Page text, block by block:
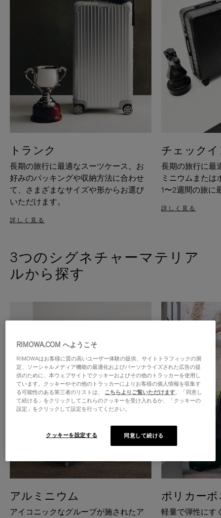
トランク
長期の旅行に最適なスーツケース。お
好みのパッキングや収納方法に合わせ
て、さまざまなサイズや形からお選び
いただけます。
詳しく見る
チェック
長期の旅行に最
ミニウムまたは
1〜2週間の旅に
詳しく見る
3つのシグネチャーマテリア
ルから探す
アルミニウム
アイコニックなグルーブが施されたア
ポリカー
軽量で弾性にす
RIMOWA.COM へようこそ
RIMOWAはお客様に質の高いユーザー体験の提供、サイトトラフィックの測
定、ソーシャルメディア機能の最適化およびパーソナライズされた広告の提
供のために、本ウェブサイトでクッキーおよびその他のトラッカーを使用し
ています。クッキーやその他のトラッカーによりお客様の個人情報を収集す
る可能性のある第三者のリストは、 こちらよりご覧いただけます。「同意し
て続ける」をクリックしてこれらのクッキーを受け入れるか、「クッキーの
設定」をクリックして設定を行ってください。
クッキーを設定する 同意して続ける